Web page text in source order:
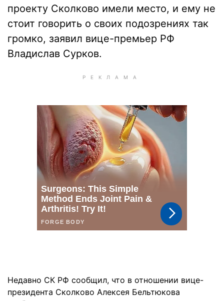
проекту Сколково имели место, и ему не
стоит говорить о своих подозрениях так
громко, заявил вице-премьер РФ
Владислав Сурков.
Недавно СК РФ сообщил, что в отношении вице-
президента Сколково Алексея Бельтюкова